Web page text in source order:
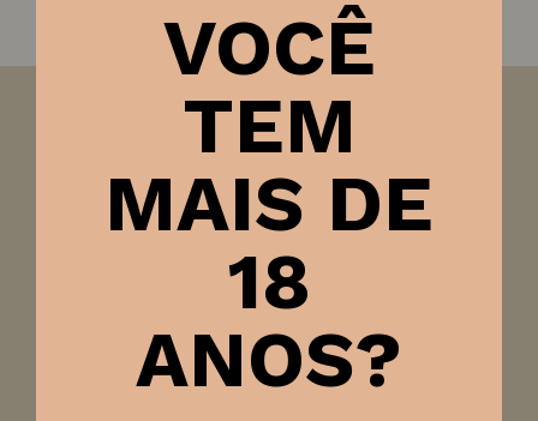
Apresenta uma coloração púrpura intensa.
No olfato, apresenta um bouquet aromático
complexo, destacando notas de frutas vermelhas,
especiarias e um toque de carvalho.
Em boca, é robusto e encorpado, com
taninos redondos e um final persistente.
Harmonização: Ideal para acompanhar carnes
grelhadas, queijos e pratos de massa.
VOCÊ
TEM
MAIS DE
18
ANOS?